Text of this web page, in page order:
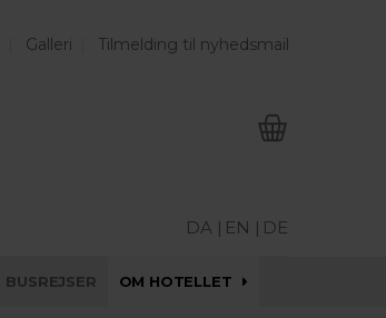
Galleri Tilmelding til nyhedsmail
DA | EN | DE
BUSREJSER OM HOTELLET